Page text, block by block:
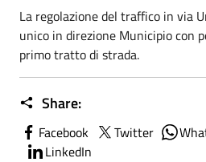
La regolazione del traffico in via
unico in direzione Municipio con
primo tratto di strada.
Share:
Facebook Twitter
LinkedIn